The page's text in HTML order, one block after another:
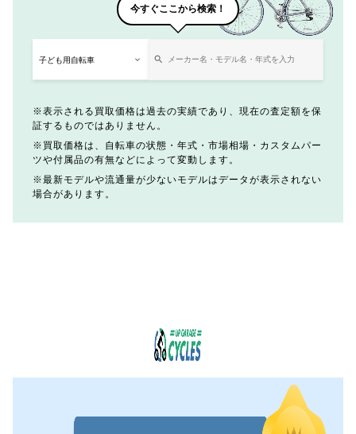
今すぐここから検索！
表示される買取価格は過去の実績であり、現在の査定額を保
証するものではありません。
買取価格は、自転車の状態・年式・市場相場・カスタムパー
ツや付属品の有無などによって変動します。
最新モデルや流通量が少ないモデルはデータが表示されない
場合があります。